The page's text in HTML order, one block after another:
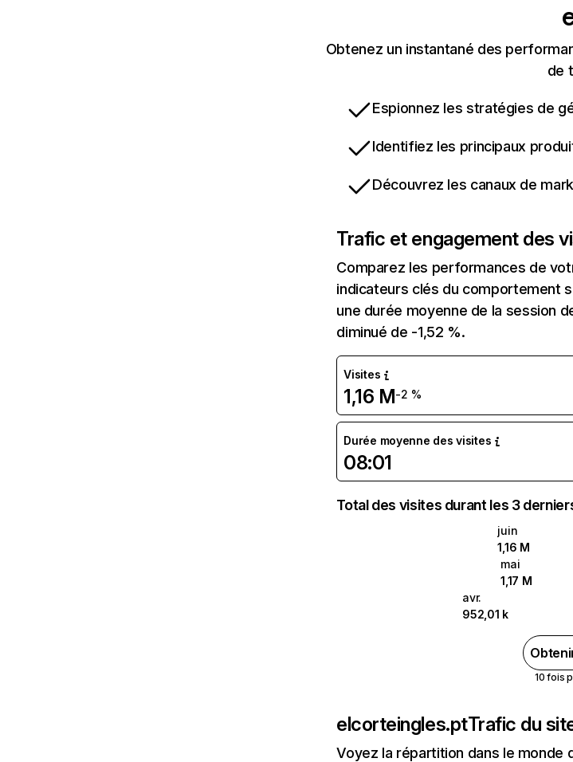
Obtenez un instantané des
de
Espionnez les stratégies de
Identifiez les principaux
Découvrez les canaux de
Trafic et engagement des
Comparez les performances de
indicateurs clés du comportement
une durée moyenne de la session
diminué de -1,52 %.
Visites
1,16 M-2 %
Durée moyenne des visites
08:01
Total des visites durant les 3
juin
1,16 M
mai
1,17 M
avr.
952,01 k
10 fois
elcorteingles.ptTrafic du
Voyez la répartition dans le